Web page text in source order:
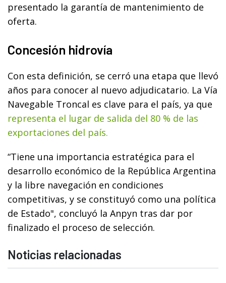
presentado la garantía de mantenimiento de
oferta.
Concesión hidrovía
Con esta definición, se cerró una etapa que llevó
años para conocer al nuevo adjudicatario. La Vía
Navegable Troncal es clave para el país, ya que
representa el lugar de salida del 80 % de las
exportaciones del país.
“Tiene una importancia estratégica para el
desarrollo económico de la República Argentina
y la libre navegación en condiciones
competitivas, y se constituyó como una política
de Estado", concluyó la Anpyn tras dar por
finalizado el proceso de selección.
Noticias relacionadas